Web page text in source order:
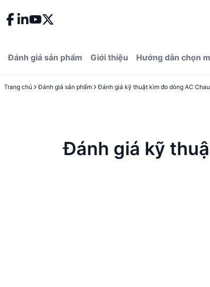
Đánh giá sản phẩm Giới thiệu Hướng dẫn chọn
Trang chủ Đánh giá sản phẩm
Đánh giá kỹ